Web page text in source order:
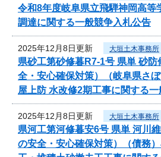
令和8年度岐阜県立飛騨神岡高等
調達に関する一般競争入札公告
2025年12月8日更新 大垣土木事務所
県砂工第砂修暮R7-1号 県単 砂
全・安心確保対策）（岐阜県さぼ
屋上防 水改修2期工事に関する
2025年12月8日更新 大垣土木事務所
県河工第河修暮安6号 県単 河川
の安全・安心確保対策）（債務